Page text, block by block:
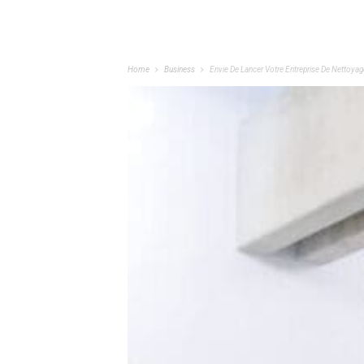
Home Business Envie De Lancer Votre Entreprise De